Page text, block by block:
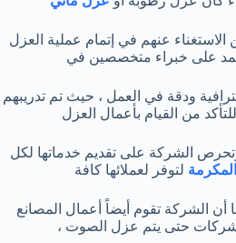
الاستغناء عنهم في إتمام عملية العزل
على خبراء متخصصين في
ودقة في العمل ، حيث تم تدريبهم
من القيام بأعمال العزل
الشركة على تقديم خدماتها لكل
لتوفر لعملائها كافة
أن الشركة تقوم أيضاً أعمال المصانع
حتى يتم عزل الصوت ،